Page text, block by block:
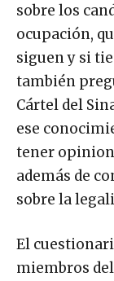
sobre los
ocupación,
siguen y si
también
Cártel del
ese
tener
además de
sobre la
El
miembros